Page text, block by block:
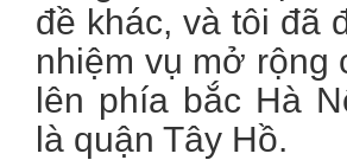
đề khác, và tôi đã
nhiệm vụ mở rộng
lên phía bắc Hà
là quận Tây Hồ.